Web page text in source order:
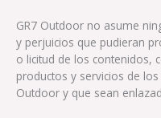
GR7 Outdoor no asume
y perjuicios que pudieran
o licitud de los contenidos,
productos y servicios de
Outdoor y que sean